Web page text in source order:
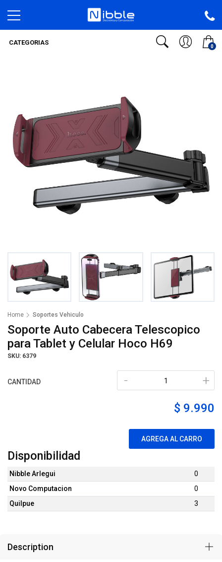
0
CATEGORIAS
Home Soportes Vehiculo
Soporte Auto Cabecera Telescopico
para Tablet y Celular Hoco H69
SKU: 6379
CANTIDAD +
-
$ 9.990
AGREGA AL CARRO
Disponibilidad
Nibble Arlegui
0
Novo Computacion
0
Quilpue
3
Description